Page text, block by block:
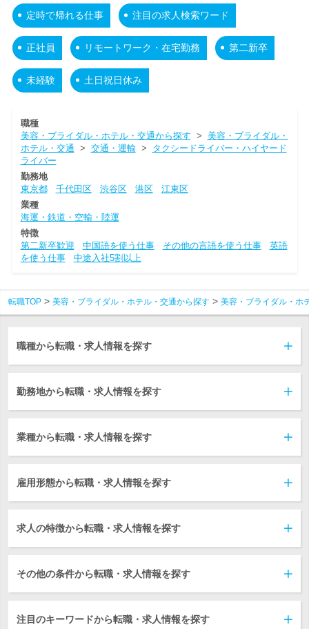
定時で帰れる仕事 注目の求人検索ワード
正社員 リモートワーク・在宅勤務 第二新卒
未経験 土日祝日休み
職種
美容・ブライダル・ホテル・交通から探す > 美容・ブライダル・
ホテル・交通 > 交通・運輸> タクシードライバー・ハイヤード
ライバー
勤務地
東京都
千代田区 渋谷区 港区
江東区
業種
海運・鉄道・空輸・陸運
特徴
第二新卒歓迎
中国語を使う仕事 その他の言語を使う仕事
英語
を使う仕事
中途入社5割以上
転職TOP 美容・ブライダル・ホテル・交通から探す 美容・ブライダル・ホ
職種から転職・求人情報を探す
勤務地から転職・求人情報を探す
業種から転職・求人情報を探す
雇用形態から転職・求人情報を探す
求人の特徴から転職・求人情報を探す
その他の条件から転職・求人情報を探す
注目のキーワードから転職・求人情報を探す